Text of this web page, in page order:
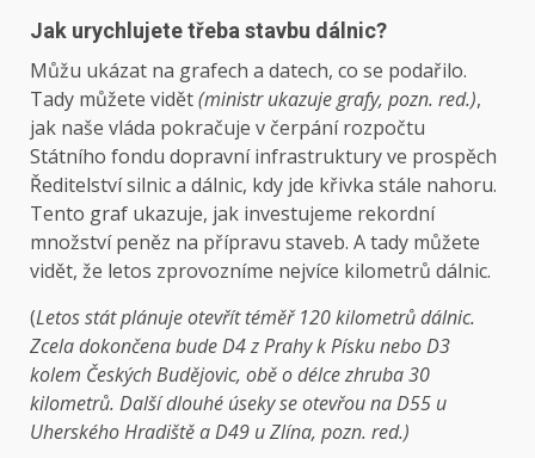
Jak urychlujete třeba stavbu dálnic?
Můžu ukázat na grafech a datech, co se podařilo.
Tady můžete vidět(ministr ukazuje grafy, pozn. red.),
jak naše vláda pokračuje v čerpání rozpočtu
Státního fondu dopravní infrastruktury ve prospěch
Ředitelství silnic a dálnic, kdy jde křivka stále nahoru.
Tento graf ukazuje, jak investujeme rekordní
množství peněz na přípravu staveb. A tady můžete
vidět, že letos zprovozníme nejvíce kilometrů dálnic.
(Letos stát plánujeotevřít téměř 120 kilometrů dálnic.
Zcela dokončena bude D4 z Prahy k Pískunebo D3
kolem Českých Budějovic, obě o délce zhruba 30
kilometrů. Další dlouhé úseky se otevřou na D55 u
Uherského Hradiště a D49 u Zlína, pozn. red.)